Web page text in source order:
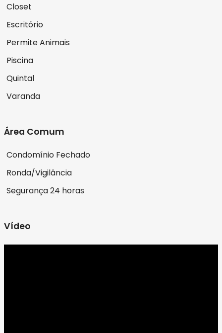
Closet
Escritório
Permite Animais
Piscina
Quintal
Varanda
Área Comum
Condomínio Fechado
Ronda/Vigilância
Segurança 24 horas
Vídeo